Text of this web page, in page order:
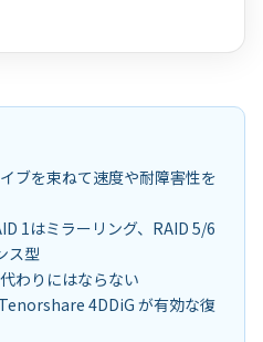
ブを束ねて速度や耐障害性を
1はミラーリング、RAID 5/6
ス型
わりにはならない
4DDiG が有効な復